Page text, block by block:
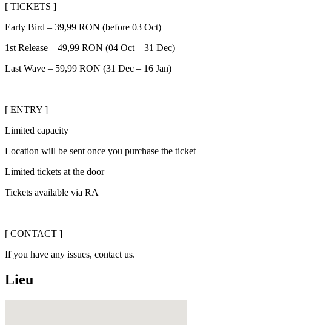
[ TICKETS ]
Early Bird – 39,99 RON (before 03 Oct)
1st Release – 49,99 RON (04 Oct – 31 Dec)
Last Wave – 59,99 RON (31 Dec – 16 Jan)
[ ENTRY ]
Limited capacity
Location will be sent once you purchase the ticket
Limited tickets at the door
Tickets available via RA
[ CONTACT ]
If you have any issues, contact us.
Lieu